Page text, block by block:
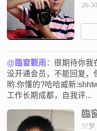
26-
@臨窗觀雨：很期待你我
没开通会员，不能回复，
哟.你懂的?哈哈威新
工作长期成都，自我评...
臨
37岁